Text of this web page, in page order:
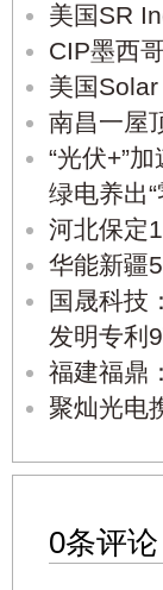
美国SR
CIP墨西
美国
南昌一屋
“光伏+”
绿电养出“
河北保定
华能新疆
国晟科技
发明专利
福建福鼎
聚灿光电
0条评论